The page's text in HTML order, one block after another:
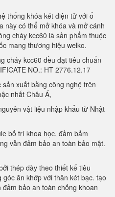
thống khóa két điện tử với ổ
này có thể mở khóa và mở cánh
cháy kcc60 là sản phẩm thuộc
mang thương hiệu welko.
cháy kcc60 đều đạt tiêu chuẩn
NO.: HT 2776.12.17
xuất bằng công nghệ trên
nhất Châu Á,
vật liệu nhập khẩu từ Nhật
bố trí khoa học, đảm bảm
vẫn đảm bảo an toàn bảo mật.
thép dày theo thiết kế tiêu
ăn khớp với thân két bạc. tạo
bảo an toàn chống khoan